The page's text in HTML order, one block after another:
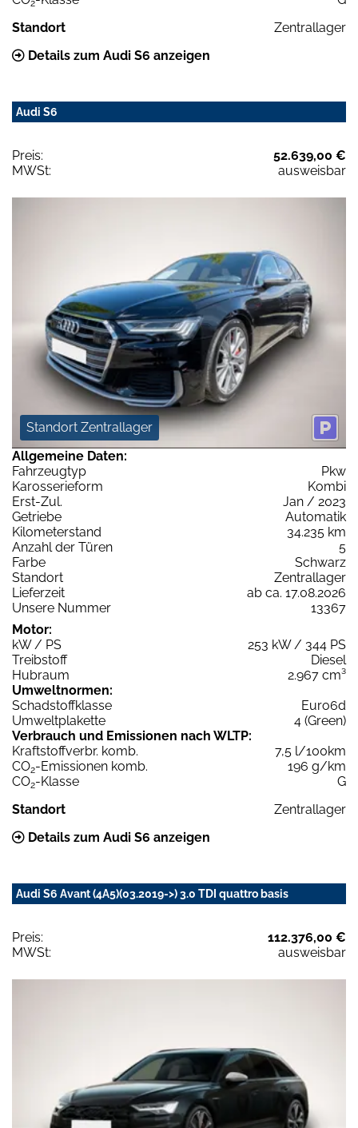
2
Standort
Zentrallager
Details zum Audi S6 anzeigen
Audi S6
Preis:
52.639,00 €
MWSt:
ausweisbar
Standort Zentrallager
Allgemeine Daten:
Fahrzeugtyp
Pkw
Karosserieform
Kombi
Erst-Zul.
Jan / 2023
Getriebe
Automatik
Kilometerstand
34.235 km
Anzahl der Türen
5
Farbe
Schwarz
Standort
Zentrallager
Lieferzeit
ab ca. 17.08.2026
Unsere Nummer
13367
Motor:
kW / PS
253 kW / 344 PS
Treibstoff
Diesel
Hubraum
2.967 cm³
Umweltnormen:
Schadstoffklasse
Euro6d
Umweltplakette
4 (Green)
Verbrauch und Emissionen nach WLTP:
Kraftstoffverbr. komb.
7,5 l/100km
CO2-Emissionen komb.
196 g/km
CO2-Klasse
G
Standort
Zentrallager
Details zum Audi S6 anzeigen
Audi S6 Avant (4A5)(03.2019->) 3.0 TDI quattro basis
Preis:
112.376,00 €
MWSt:
ausweisbar